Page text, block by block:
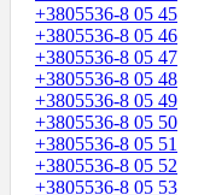
+3805536-8 05 45
+3805536-8 05 46
+3805536-8 05 47
+3805536-8 05 48
+3805536-8 05 49
+3805536-8 05 50
+3805536-8 05 51
+3805536-8 05 52
+3805536-8 05 53